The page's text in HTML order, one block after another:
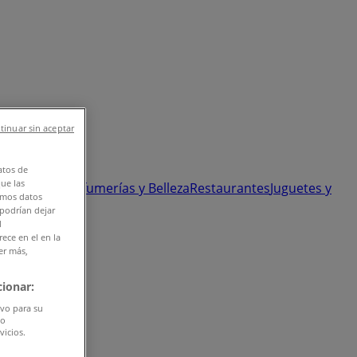
Ópticas Perfumerías y BellezaRestaurantesJuguetes y
de
las
datos
dejar
en el en la
más,
para su
sin aceptar